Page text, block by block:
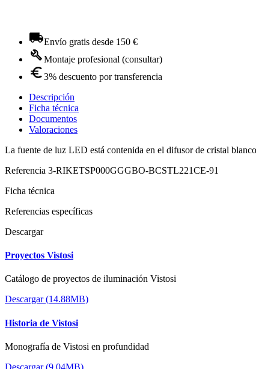
Envío gratis desde 150 €
Montaje profesional (consultar)
3% descuento por transferencia
Descripción
Ficha técnica
Documentos
Valoraciones
La fuente de luz LED está contenida en el difusor de cristal
Referencia 3-RIKETSP000GGGBO-BCSTL221CE-91
Ficha técnica
Referencias específicas
Descargar
Proyectos Vistosi
Catálogo de proyectos de iluminación Vistosi
Descargar (14.88MB)
Historia de Vistosi
Monografía de Vistosi en profundidad
Descargar (9.04MB)